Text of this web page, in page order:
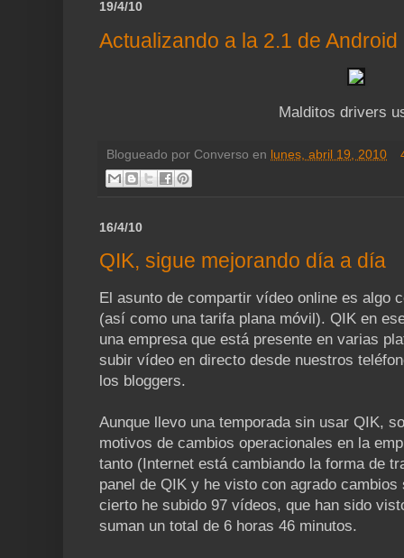
19/4/10
Actualizando a la 2.1 de Android
Malditos drivers
Blogueado por Converso en lunes, abril 19, 2010
16/4/10
QIK, sigue mejorando día a día
El asunto de compartir vídeo online es algo
(así como una tarifa plana móvil). QIK en
una empresa que está presente en varias
subir vídeo en directo desde nuestros
los bloggers.
Aunque llevo una temporada sin usar QIK,
motivos de cambios operacionales en la
tanto (Internet está cambiando la forma de
panel de QIK y he visto con agrado
cierto he subido 97 vídeos, que han sido
suman un total de 6 horas 46 minutos.